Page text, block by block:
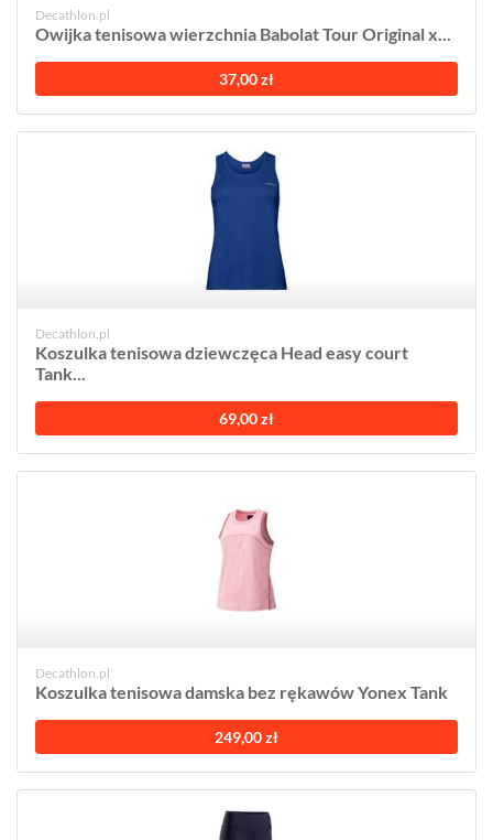
Decathlon.pl
Owijka tenisowa wierzchnia Babolat Tour Original x...
37,00 zł
Decathlon.pl
Koszulka tenisowa dziewczęca Head easy court
Tank...
69,00 zł
Decathlon.pl
Koszulka tenisowa damska bez rękawów Yonex Tank
249,00 zł